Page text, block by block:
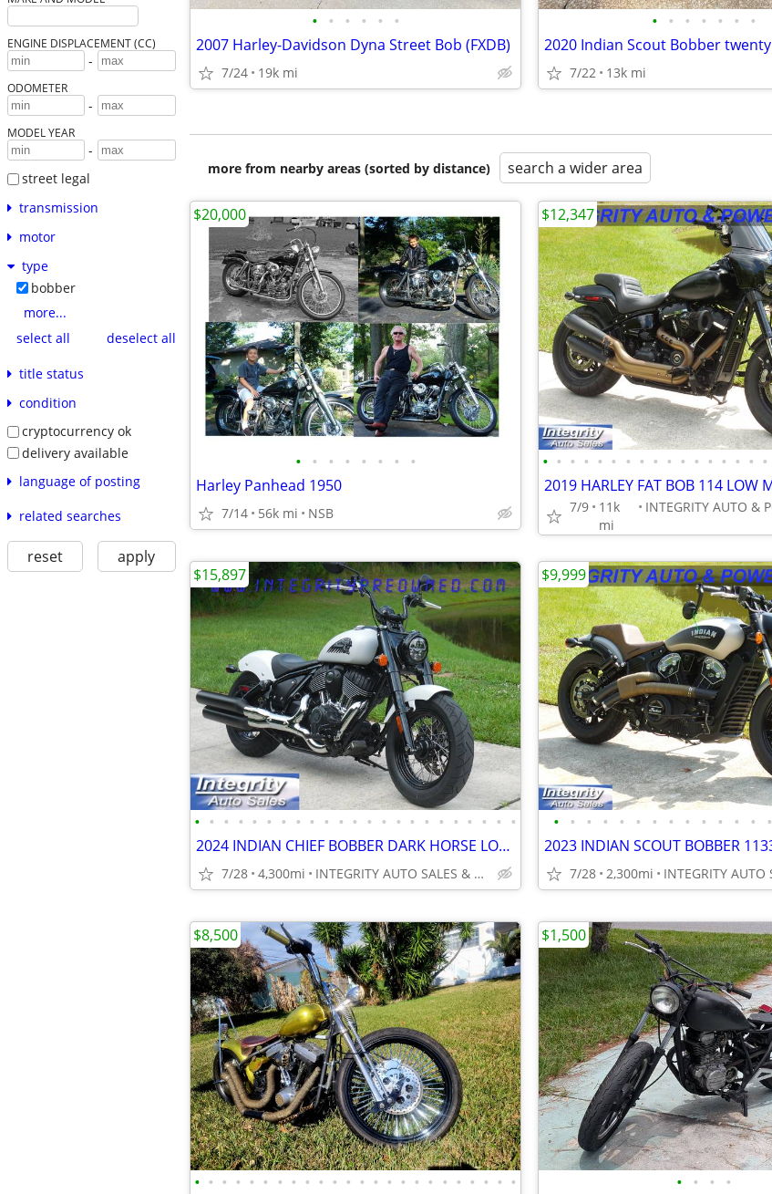
ENGINE DISPLACEMENT (CC)
-
ODOMETER
-
MODEL YEAR
-
street legal
transmission
motor
type
bobber
more...
select all
deselect all
title status
condition
cryptocurrency ok
delivery available
language of posting
related searches
reset apply
• • • • • •
2007 Harley-Davidson Dyna Street Bob (FXDB)
7/24 19k mi
• • • • • • •
2020 Indian Scout Bobber twenty
7/22 13k mi
more from nearby areas (sorted by distance) search a wider area
• • • • • • • •
Harley Panhead 1950
7/14 56k mi NSB
$20,000
• • • • • • • • • • • • • • • • •
7/9
11k
mi
$12,347
• • • • • • • • • • • • • • • • • • • • • • •
2024 INDIAN CHIEF BOBBER DARK HORSE LOW MILES FLAWLESS NO BS FEES
7/28 4,300mi INTEGRITY AUTO SALES & POWERSPORTS
$15,897
• • • • • • • • • • • • • •
7/28 2,300mi
$9,999
• • • • • • • • • • • • • • • • • • • • • • • •
$8,500
• • • •
$1,500